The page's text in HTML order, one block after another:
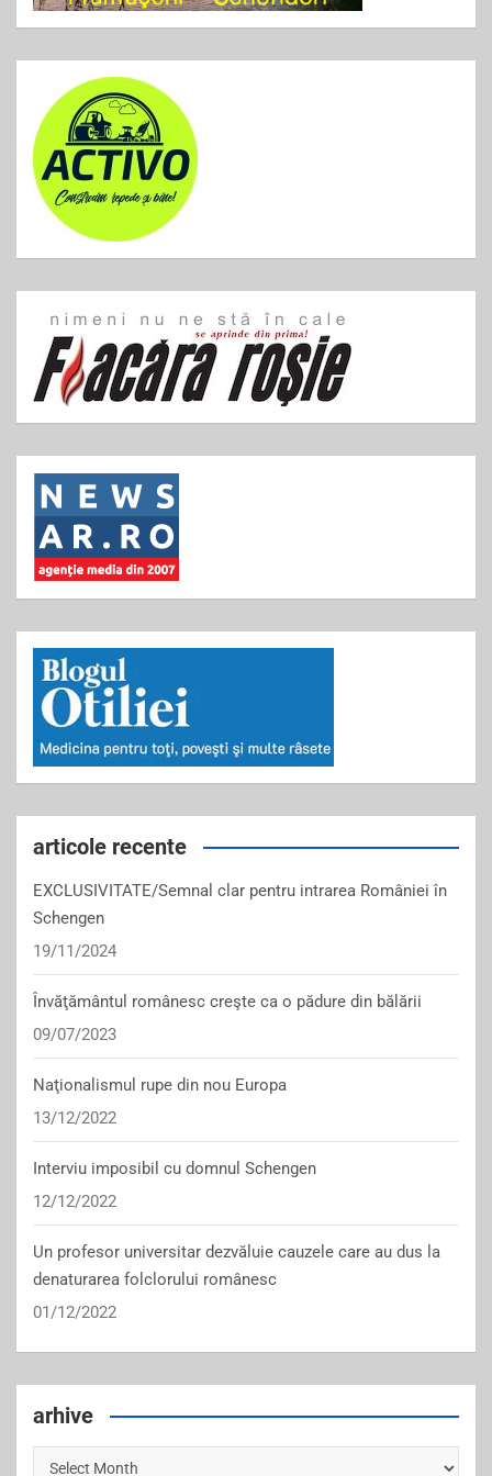
articole recente
EXCLUSIVITATE/Semnal clar pentru intrarea României în
Schengen
19/11/2024
Învăţământul românesc creşte ca o pădure din bălării
09/07/2023
Naţionalismul rupe din nou Europa
13/12/2022
Interviu imposibil cu domnul Schengen
12/12/2022
Un profesor universitar dezvăluie cauzele care au dus la
denaturarea folclorului românesc
01/12/2022
arhive
arhive